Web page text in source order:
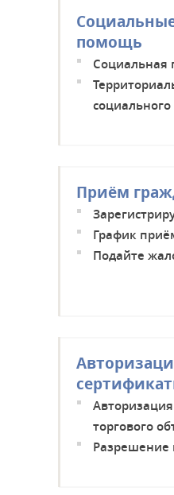
помощь
Социальная
Приём
График
Подайте
торгового
Разрешение